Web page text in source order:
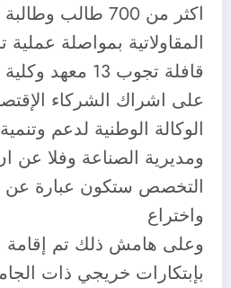
اكثر من 700 طالب
المقاولاتية بمواصلة
قافلة تجوب 13
على اشراك الشركاء
الوكالة الوطنية لدعم وتنمية
ومديرية الصناعة وفلا عن
التخصص ستكون عبارة
واختراع
وعلى هامش ذلك تم
بإبتكارات خريجي ذات